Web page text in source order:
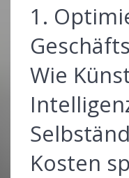
1.
Wie
Kosten